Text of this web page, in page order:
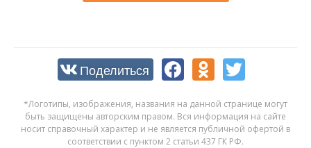
Поделиться
*Логотипы, изображения, названия на данной странице могут
быть защищены авторским правом. Вся информация на сайте
носит справочный характер и не является публичной офертой в
соответствии с пунктом 2 статьи 437 ГК РФ.